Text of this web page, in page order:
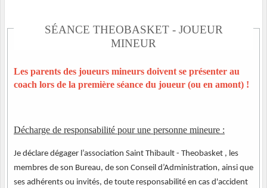
SÉANCE THEOBASKET - JOUEUR
MINEUR
Les parents des joueurs mineurs doivent se présenter au
coach lors de la première séance du joueur (ou en amont) !
Décharge de responsabilité pour une personne mineure :
Je déclare dégager l’association Saint Thibault - Theobasket , les
membres de son Bureau, de son Conseil d’Administration, ainsi que
ses adhérents ou invités, de toute responsabilité en cas d'accident